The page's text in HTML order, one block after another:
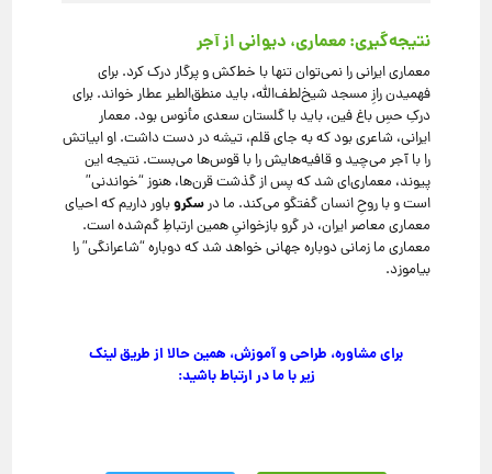
نتیجه‌گیری: معماری، دیوانی از آجر
معماری ایرانی را نمی‌توان تنها با خط‌کش و پرگار درک کرد. برای
فهمیدن رازِ مسجد شیخ‌لطف‌الله، باید منطق‌الطیر عطار خواند. برای
درکِ حسِ باغ فین، باید با گلستان سعدی مأنوس بود. معمار
ایرانی، شاعری بود که به جای قلم، تیشه در دست داشت. او ابیاتش
را با آجر می‌چید و قافیه‌هایش را با قوس‌ها می‌بست. نتیجه این
پیوند، معماری‌ای شد که پس از گذشت قرن‌ها، هنوز “خواندنی”
است و با روحِ انسان گفتگو می‌کند. ما درسکروباور داریم که احیای
معماری معاصر ایران، در گرو بازخوانیِ همین ارتباطِ گم‌شده است.
معماری ما زمانی دوباره جهانی خواهد شد که دوباره “شاعرانگی” را
بیاموزد.
برای مشاوره، طراحی و آموزش، همین حالا از طریق لینک
زیر با ما در ارتباط باشید: